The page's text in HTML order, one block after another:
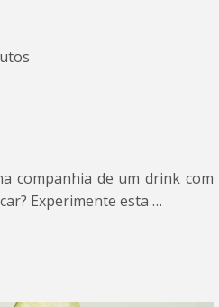
companhia de um drink com
Experimente esta …